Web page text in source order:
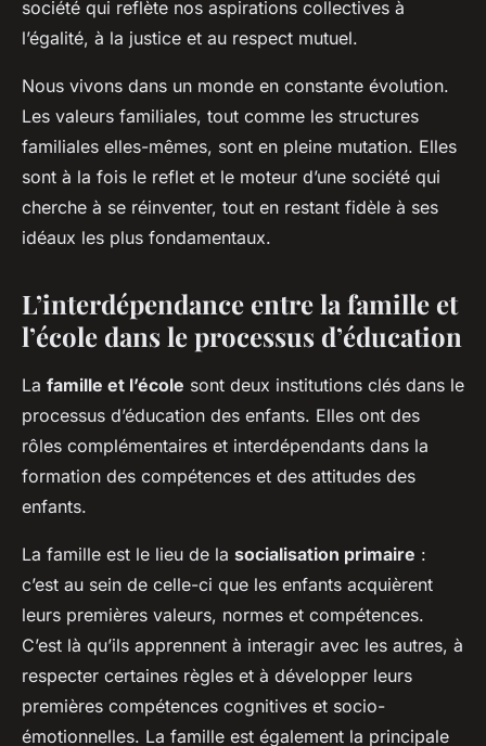
société qui reflète nos aspirations collectives à
l’égalité, à la justice et au respect mutuel.
Nous vivons dans un monde en constante évolution.
Les valeurs familiales, tout comme les structures
familiales elles-mêmes, sont en pleine mutation. Elles
sont à la fois le reflet et le moteur d’une société qui
cherche à se réinventer, tout en restant fidèle à ses
idéaux les plus fondamentaux.
L’interdépendance entre la famille et
l’école dans le processus d’éducation
La famille et l’école sont deux institutions clés dans le
processus d’éducation des enfants. Elles ont des
rôles complémentaires et interdépendants dans la
formation des compétences et des attitudes des
enfants.
La famille est le lieu de la socialisation primaire :
c’est au sein de celle-ci que les enfants acquièrent
leurs premières valeurs, normes et compétences.
C’est là qu’ils apprennent à interagir avec les autres, à
respecter certaines règles et à développer leurs
premières compétences cognitives et socio-
émotionnelles. La famille est également la principale